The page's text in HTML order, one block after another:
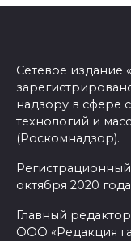
Сетевое издание
надзору в сфере
технологий и
(Роскомнадзор).
октября 2020
Главный
ООО «Редакция